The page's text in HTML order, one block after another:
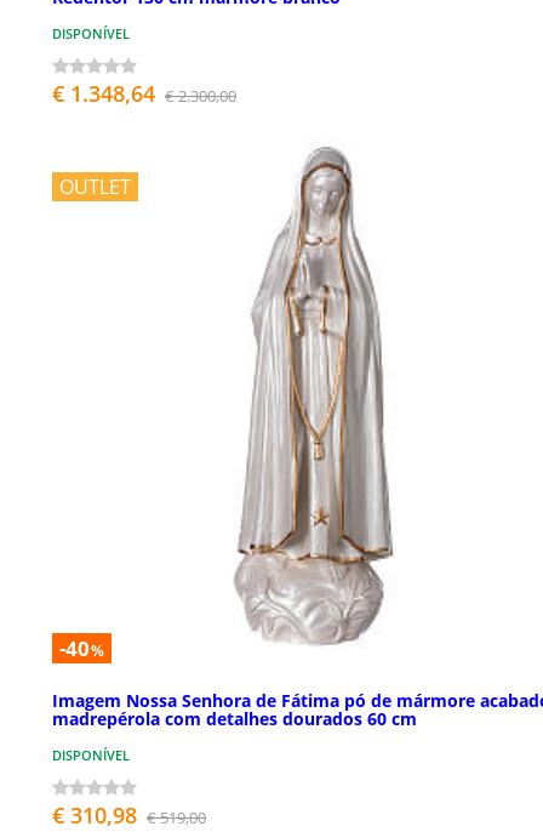
DISPONÍVEL
€ 1.348,64 € 2.300,00
OUTLET
-40%
Imagem Nossa Senhora de Fátima pó de mármore
madrepérola com detalhes dourados 60 cm
DISPONÍVEL
€ 310,98 € 519,00